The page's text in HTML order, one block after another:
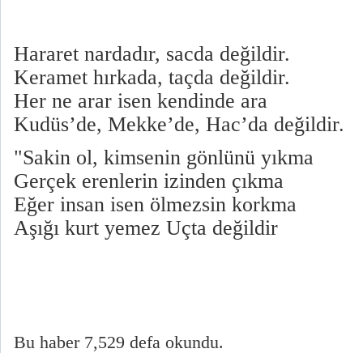
Hararet nardadır, sacda değildir.
Keramet hırkada, taçda değildir.
Her ne arar isen kendinde ara
Kudüs’de, Mekke’de, Hac’da değildir.
"Sakin ol, kimsenin gönlünü yıkma
Gerçek erenlerin izinden çıkma
Eğer insan isen ölmezsin korkma
Aşığı kurt yemez Uçta değildir
Bu haber 7,529 defa okundu.